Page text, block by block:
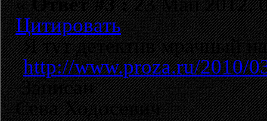
Цитировать
Я тут детектив мрачный
http://www.proza.ru/2010/
Записан
Сева Ходосевич